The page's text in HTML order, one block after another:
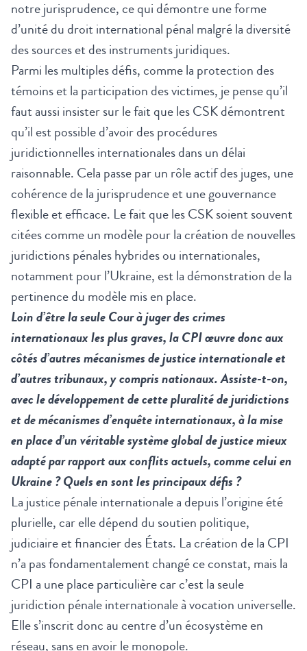
notre jurisprudence, ce qui démontre une forme
d’unité du droit international pénal malgré la diversité
des sources et des instruments juridiques.
Parmi les multiples défis, comme la protection des
témoins et la participation des victimes, je pense qu’il
faut aussi insister sur le fait que les CSK démontrent
qu’il est possible d’avoir des procédures
juridictionnelles internationales dans un délai
raisonnable. Cela passe par un rôle actif des juges, une
cohérence de la jurisprudence et une gouvernance
flexible et efficace. Le fait que les CSK soient souvent
citées comme un modèle pour la création de nouvelles
juridictions pénales hybrides ou internationales,
notamment pour l’Ukraine, est la démonstration de la
pertinence du modèle mis en place.
Loin d’être la seule Cour à juger des crimes
internationaux les plus graves, la CPI œuvre donc aux
côtés d’autres mécanismes de justice internationale et
d’autres tribunaux, y compris nationaux. Assiste-t-on,
avec le développement de cette pluralité de juridictions
et de mécanismes d’enquête internationaux, à la mise
en place d’un véritable système global de justice mieux
adapté par rapport aux conflits actuels, comme celui en
Ukraine ? Quels en sont les principaux défis ?
La justice pénale internationale a depuis l’origine été
plurielle, car elle dépend du soutien politique,
judiciaire et financier des États. La création de la CPI
n’a pas fondamentalement changé ce constat, mais la
CPI a une place particulière car c’est la seule
juridiction pénale internationale à vocation universelle.
Elle s’inscrit donc au centre d’un écosystème en
réseau, sans en avoir le monopole.